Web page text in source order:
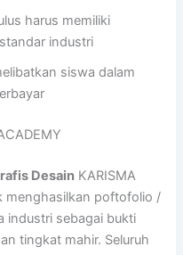
harus memiliki
industri
siswa dalam
Desain KARISMA
menghasilkan poftofolio /
industri sebagai bukti
tingkat mahir. Seluruh